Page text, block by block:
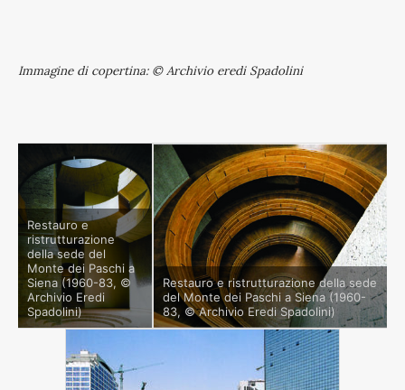
Immagine di copertina: © Archivio eredi Spadolini
Restauro e
ristrutturazione
della sede del
Monte dei Paschi a
Siena (1960-83, ©
Archivio Eredi
Spadolini)
Restauro e ristrutturazione della sede
del Monte dei Paschi a Siena (1960-
83, © Archivio Eredi Spadolini)